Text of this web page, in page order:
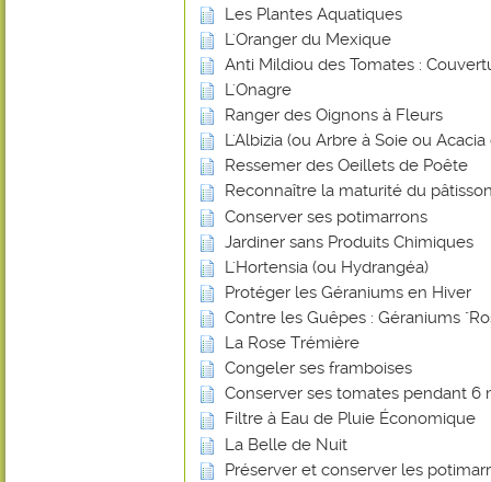
Les Plantes Aquatiques
L'Oranger du Mexique
Anti Mildiou des Tomates :
L'Onagre
Ranger des Oignons à Fleurs
L'Albizia (ou Arbre à Soie ou
Ressemer des Oeillets de Poête
Reconnaître la maturité du
Conserver ses potimarrons
Jardiner sans Produits Chimiques
L'Hortensia (ou Hydrangéa)
Protéger les Géraniums en Hiver
Contre les Guêpes : Géraniums
La Rose Trémière
Congeler ses framboises
Conserver ses tomates pendant 6
Filtre à Eau de Pluie Économique
La Belle de Nuit
Préserver et conserver les